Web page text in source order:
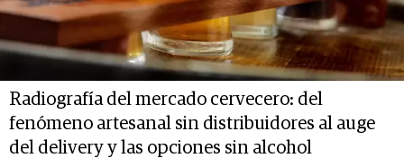
Radiografía del mercado cervecero: del
fenómeno artesanal sin distribuidores al auge
del delivery y las opciones sin alcohol